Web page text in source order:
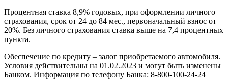
Процентная ставка 8,9% годовых, при оформлении личного
страхования, срок от 24 до 84 мес., первоначальный взнос от
20%. Без личного страхования ставка выше на 7,4 процентных
пункта.
Обеспечение по кредиту – залог приобретаемого автомобиля.
Условия действительны на 01.02.2023 и могут быть изменены
Банком. Информация по телефону Банка: 8-800-100-24-24